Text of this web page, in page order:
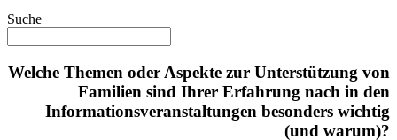
Suche
Welche Themen oder Aspekte zur Unterstützung von
Familien sind Ihrer Erfahrung nach in den
Informationsveranstaltungen besonders wichtig
(und warum)?